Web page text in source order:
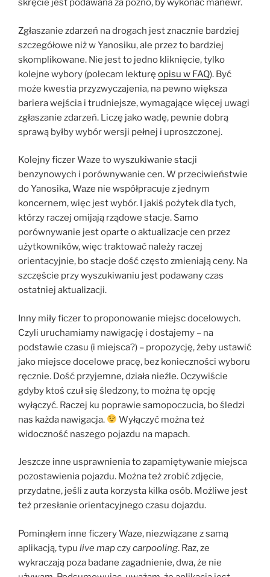
skręcie jest podawana za późno, by wykonać manewr.
Zgłaszanie zdarzeń na drogach jest znacznie bardziej
szczegółowe niż w Yanosiku, ale przez to bardziej
skomplikowane. Nie jest to jedno kliknięcie, tylko
kolejne wybory (polecam lekturę opisu w FAQ). Być
może kwestia przyzwyczajenia, na pewno większa
bariera wejścia i trudniejsze, wymagające więcej uwagi
zgłaszanie zdarzeń. Liczę jako wadę, pewnie dobrą
sprawą byłby wybór wersji pełnej i uproszczonej.
Kolejny ficzer Waze to wyszukiwanie stacji
benzynowych i porównywanie cen. W przeciwieństwie
do Yanosika, Waze nie współpracuje z jednym
koncernem, więc jest wybór. I jakiś pożytek dla tych,
którzy raczej omijają rządowe stacje. Samo
porównywanie jest oparte o aktualizacje cen przez
użytkowników, więc traktować należy raczej
orientacyjnie, bo stacje dość często zmieniają ceny. Na
szczęście przy wyszukiwaniu jest podawany czas
ostatniej aktualizacji.
Inny miły ficzer to proponowanie miejsc docelowych.
Czyli uruchamiamy nawigację i dostajemy – na
podstawie czasu (i miejsca?) – propozycję, żeby ustawić
jako miejsce docelowe pracę, bez konieczności wyboru
ręcznie. Dość przyjemne, działa nieźle. Oczywiście
gdyby ktoś czuł się śledzony, to można tę opcję
wyłączyć. Raczej ku poprawie samopoczucia, bo śledzi
nas każda nawigacja.
Wyłączyć można też
widoczność naszego pojazdu na mapach.
Jeszcze inne usprawnienia to zapamiętywanie miejsca
pozostawienia pojazdu. Można też zrobić zdjęcie,
przydatne, jeśli z auta korzysta kilka osób. Możliwe jest
też przesłanie orientacyjnego czasu dojazdu.
Pominąłem inne ficzery Waze, niezwiązane z samą
aplikacją, typu live mapczycarpooling. Raz, ze
wykraczają poza badane zagadnienie, dwa, że nie